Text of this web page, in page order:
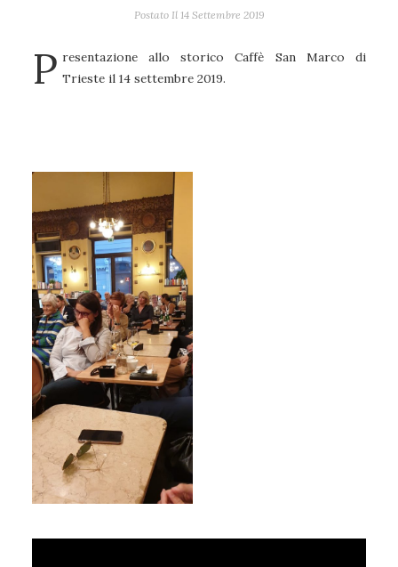
Postato Il 14 Settembre 2019
P resentazione allo storico Caffè San Marco di
Trieste il 14 settembre 2019.